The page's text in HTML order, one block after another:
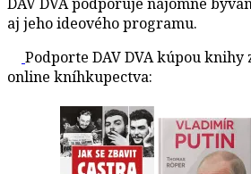
aj jeho ideového programu.
Podporte DAV DVA kúpou knihy
online kníhkupectva: